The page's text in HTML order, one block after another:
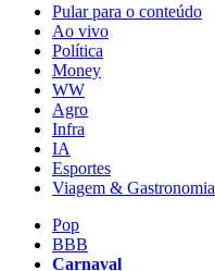
Pular para o conteúdo
Ao vivo
Política
Money
WW
Agro
Infra
IA
Esportes
Viagem & Gastronomia
Pop
BBB
Carnaval